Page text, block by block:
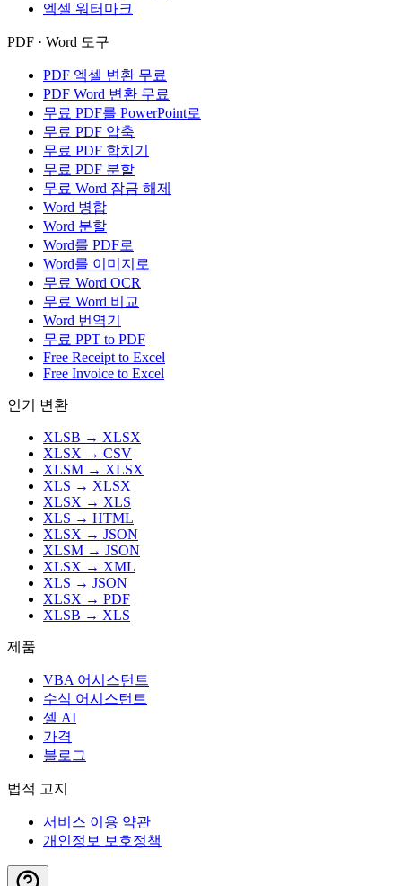
엑셀 워터마크
PDF · Word 도구
PDF 엑셀 변환 무료
PDF Word 변환 무료
무료 PDF를 PowerPoint로
무료 PDF 압축
무료 PDF 합치기
무료 PDF 분할
무료 Word 잠금 해제
Word 병합
Word 분할
Word를 PDF로
Word를 이미지로
무료 Word OCR
무료 Word 비교
Word 번역기
무료 PPT to PDF
Free Receipt to Excel
Free Invoice to Excel
인기 변환
XLSB → XLSX
XLSX → CSV
XLSM → XLSX
XLS → XLSX
XLSX → XLS
XLS → HTML
XLSX → JSON
XLSM → JSON
XLSX → XML
XLS → JSON
XLSX → PDF
XLSB → XLS
제품
VBA 어시스턴트
수식 어시스턴트
셀 AI
가격
블로그
법적 고지
서비스 이용 약관
개인정보 보호정책